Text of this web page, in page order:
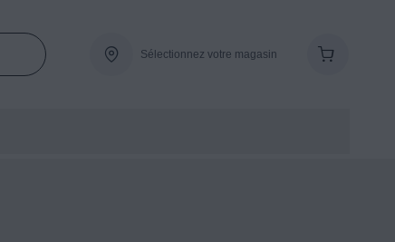
Sélectionnez votre magasin